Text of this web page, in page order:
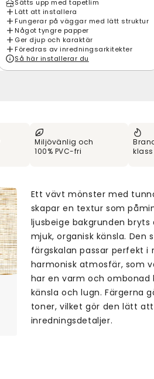
Sätts upp med tapetlim
Lätt att installera
Fungerar på väggar med lätt struktur
Något tyngre papper
Ger djup och karaktär
Föredras av inredningsarkitekter
Så här installerar du
Miljövänlig och
100% PVC-fri
klass
Ett vävt mönster med
skapar en textur som
ljusbeige bakgrunden
mjuk, organisk känsla. Den
färgskalan passar perfekt i
harmonisk atmosfär, som
har en varm och ombonad
känsla och lugn. Färgerna
toner, vilket gör den lätt
inredningsdetaljer.